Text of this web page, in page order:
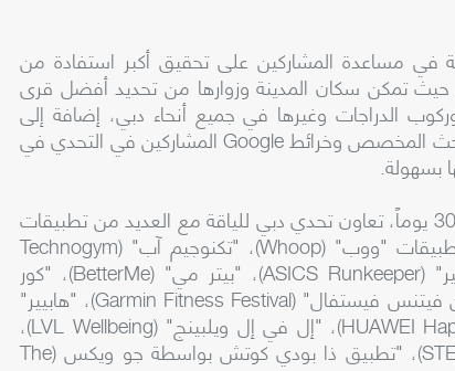
في مساعدة المشاركين على تحقيق أكبر استفادة من
حيث تمكن سكان المدينة وزوارها من تحديد أفضل قرى
وركوب الدراجات وغيرها في جميع أنحاء دبي، إضافة إلى
الفعاليات الرياضية القريبة منهم. وساعدت ميزات البحث المخصص وخرائط Google المشاركين في التحدي في
بسهولة.
ولمزيد من الدعم الإضافي وتعزيز الحماس على مدار 30 يوماً، تعاون تحدي دبي للياقة مع العديد من تطبيقات
الصحة واللياقة البدنية الرائدة عالمياً بما في ذلك تطبيقات "ووب" (Whoop)، "تكنوجيم آب" (Technogym
App)، "ألو موفز" (Alo Moves)، "أسيكس رن كيبير" (ASICS Runkeeper)، "بيتر مي" (BetterMe)، "كور
دايركشن" (CoreDirection)، "فيتزي" (Fitze)، "غارمين فيتنس فيستفال" (Garmin Fitness Festival)، "هابيير"
(Happier)، "تطبيق هواوي للسعادة" (HUAWEI Happiness App)، "إل في إل ويلبينج" (LVL Wellbeing)،
"ريبوك فيتنس" (Reebok Fitness)، "ستيبي" (STEPPI)، "تطبيق ذا بودي كوتش بواسطة جو ويكس (The